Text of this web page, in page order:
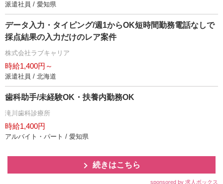
派遣社員 / 愛知県
データ入力・タイピング/週1からOK短時間勤務電話なしで
採点結果の入力だけのレア案件
株式会社ラブキャリア
時給1,400円～
派遣社員 / 北海道
歯科助手/未経験OK・扶養内勤務OK
滝川歯科診療所
時給1,400円
アルバイト・パート / 愛知県
続きはこちら
sponsored by 求人ボックス